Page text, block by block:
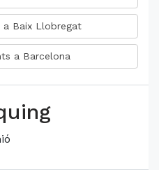
a Baix Llobregat
a Barcelona